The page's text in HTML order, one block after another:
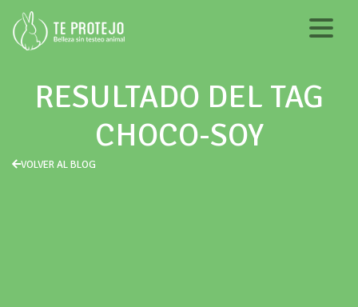
RESULTADO DEL TAG
CHOCO-SOY
VOLVER AL BLOG